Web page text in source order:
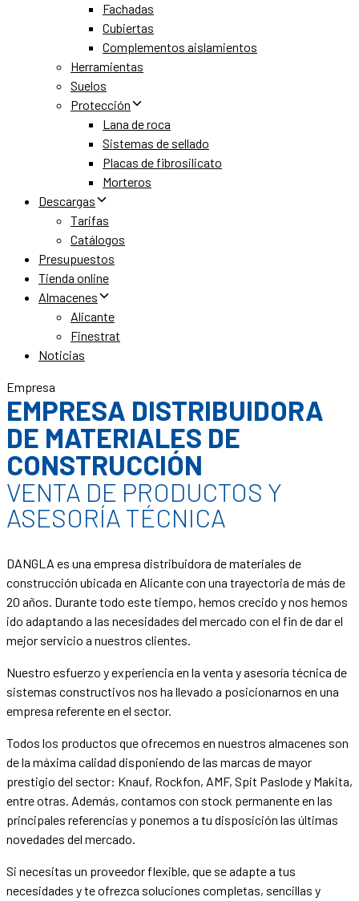
Fachadas
Cubiertas
Complementos aislamientos
Herramientas
Suelos
Protección
Lana de roca
Sistemas de sellado
Placas de fibrosilicato
Morteros
Descargas
Tarifas
Catálogos
Presupuestos
Tienda online
Almacenes
Alicante
Finestrat
Noticias
Empresa
EMPRESA DISTRIBUIDORA
DE MATERIALES DE
CONSTRUCCIÓN
VENTA DE PRODUCTOS Y
ASESORÍA TÉCNICA
DANGLA es una empresa distribuidora de materiales de
construcción ubicada en Alicante con una trayectoria de más de
20 años. Durante todo este tiempo, hemos crecido y nos hemos
ido adaptando a las necesidades del mercado con el fin de dar el
mejor servicio a nuestros clientes.
Nuestro esfuerzo y experiencia en la venta y asesoría técnica de
sistemas constructivos nos ha llevado a posicionarnos en una
empresa referente en el sector.
Todos los productos que ofrecemos en nuestros almacenes son
de la máxima calidad disponiendo de las marcas de mayor
prestigio del sector: Knauf, Rockfon, AMF, Spit Paslode y Makita,
entre otras. Además, contamos con stock permanente en las
principales referencias y ponemos a tu disposición las últimas
novedades del mercado.
Si necesitas un proveedor flexible, que se adapte a tus
necesidades y te ofrezca soluciones completas, sencillas y